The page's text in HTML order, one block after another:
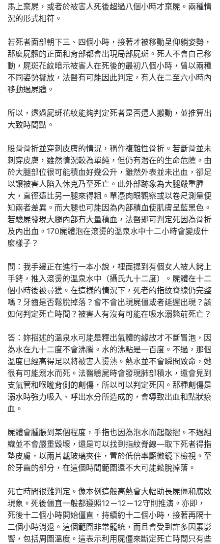
馬上棄屍，或者於被害人死後超過八個小時才棄屍。兩種情
況的形式相符。
若死者面部朝下三、四個小時，接著才被移動呈仰躺姿勢，
那麼屍體的正面和背部都會出現局部屍斑。死人不會自己移
動，屍斑花紋暗示被害人在死後的最初八個小時，曾以兩種
不同姿勢擺放，法醫有可能因此判定，有人在二至六小時內
移動過屍體。
所以，透過屍斑花紋能夠判定死者是否遭人搬動，並推算出
大致時間點。
股骨骨折並穿刺皮膚的情況，稱作複雜性骨折。若斷骨並未
刺穿皮膚，雖然情況較為單純，但仍有潛在的生命危險。由
於大腿部位很可能積血好幾公升，雖然外表並未出血，卻足
以讓被害人陷入休克乃至死亡。此外部跡象為大腿嚴重腫
大，直徑遠比另一腿來得粗。單憑肉眼觀察或以卷尺測量便
知兩者差異。而大腿也可能因為內部積血使肌膚呈藍黑色。
若驗屍發現大腿內部有大量積血，法醫即可判定死因為骨折
及內出血。170屍體泡在滾燙的溫泉水中十二小時會變成什
麼樣子？
問：我手邊正在進行一本小說，裡面提到有個女人被人銬上
手銬，推入滾燙的溫泉水中（攝氏九十二度）。屍體在十二
個小時後被尋獲。在這樣的情況下，死者的指紋脊線仍完整
嗎？牙齒是否鬆脫掉落？會不會出現屍僵或者延遲出現？該
如何判定死亡時間？被害人有沒有可能在吸水溺斃前死亡？
答：妳描述的溫泉水可能是釋出氣體的緣故才不斷冒泡，因
為水在九十二度不會沸騰。水的沸點是一百度。不過，那個
溫度已經高得足以將被害人燙熟。熱水並不會瞬間致命，她
很有可能溺水而死。法醫驗屍時會發現肺部積水，還會見到
支氣管和喉嚨背側的創傷，所以可以判定死因。那種創傷是
溺水時強力吸入、呼出水分所造成的，會導致出血和點狀瘀
血。
屍體會腫脹到某個程度，手指也因為泡水而起皺摺。不過組
織並不會嚴重毀壞，還是可以找到指紋脊線—取下死者得指
墊皮膚，以兩片載玻璃夾住，置於低倍率顯微鏡下檢視。至
於牙齒的部分，在這個時間範圍還不大可能鬆脫掉落。
死亡時間很難判定。像本例這般高熱會大幅助長屍僵和腐敗
現象。死後僵直一般都遵照12－12－12守則推演。亦即，
死後十二個小時開始僵直，持續約十二個小時，接著再隔十
二個小時消退。這個範圍非常籠統，而且會受到許多因素影
響，包括周圍溫度。這表示利用屍僵來斷定死亡時間只有些